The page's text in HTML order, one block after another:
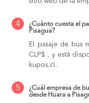
4
¿Cuánto cuesta el
Pisagua?
El pasaje de bus
CLP$ , y está
kupos.cl.
5
¿Cuál empresa de
desde Huara a